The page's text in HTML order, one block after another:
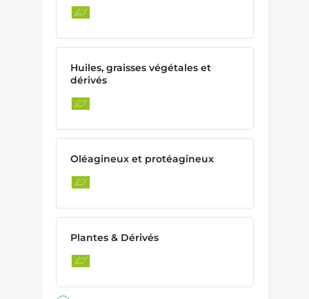
Huiles, graisses végétales et
dérivés
Oléagineux et protéagineux
Plantes & Dérivés